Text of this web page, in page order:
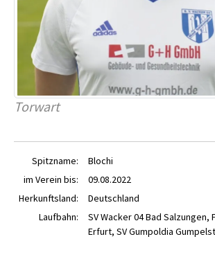
Torwart
Spitzname:
Blochi
im Verein bis:
09.08.2022
Herkunftsland:
Deutschland
Laufbahn:
SV Wacker 04 Bad Salzungen,
Erfurt, SV Gumpoldia